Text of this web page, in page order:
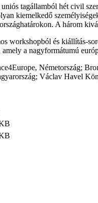
tagállamból hét civil
kiemelkedő
A három
workshopból és kiállítás-
a nagyformátumú
Németország;
Václav Havel